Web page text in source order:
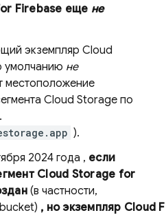
Firebase еще не
экземпляр Cloud
умолчанию не
местоположение
Cloud Storage по
).
2024 года , если
Cloud Storage for
(в частности,
bucket) , но экземпляр Cloud